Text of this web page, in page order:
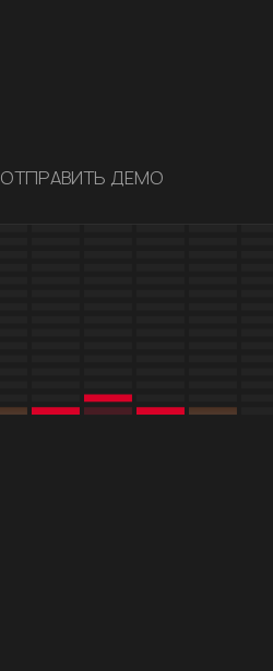
ОТПРАВИТЬ ДЕМО